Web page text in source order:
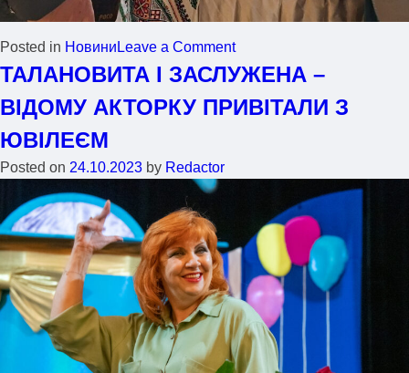
Posted in Новини Leave a Comment
ТАЛАНОВИТА І ЗАСЛУЖЕНА –
ВІДОМУ АКТОРКУ ПРИВІТАЛИ З
ЮВІЛЕЄМ
Posted on 24.10.2023 by Redactor